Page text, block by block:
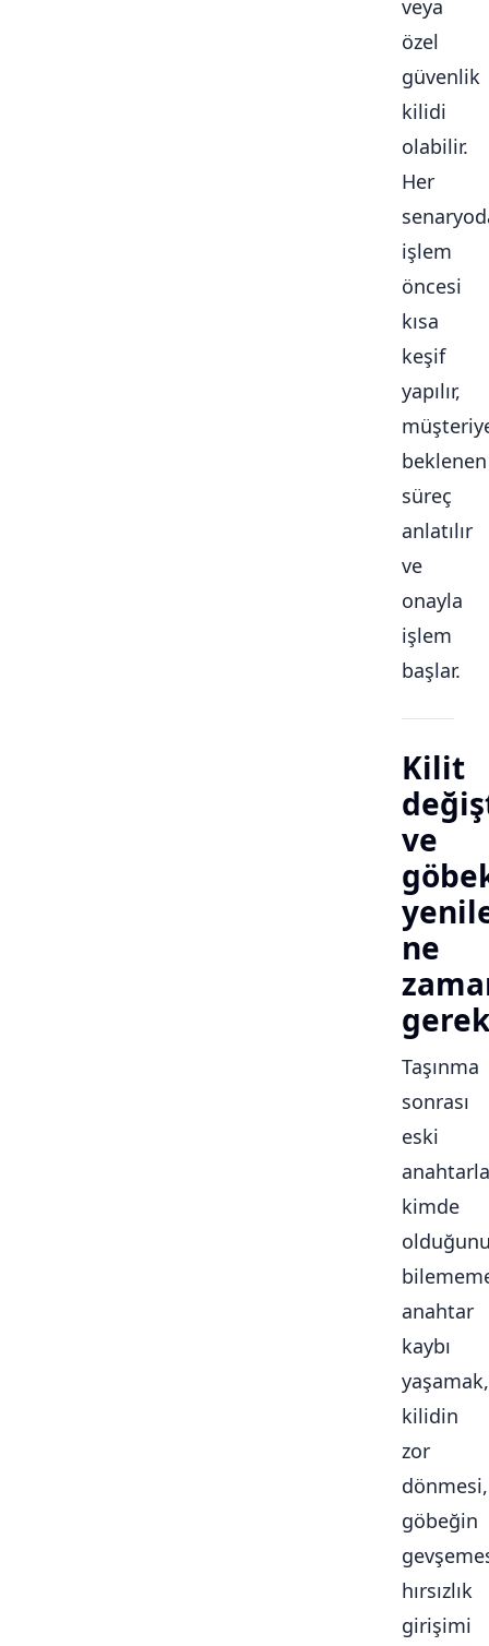
veya
özel
güvenlik
kilidi
olabilir.
Her
işlem
öncesi
kısa
keşif
yapılır,
beklenen
süreç
anlatılır
ve
onayla
işlem
başlar.
Kilit
ve
ne
Taşınma
sonrası
eski
kimde
anahtar
kaybı
yaşamak,
kilidin
zor
dönmesi,
göbeğin
hırsızlık
girişimi